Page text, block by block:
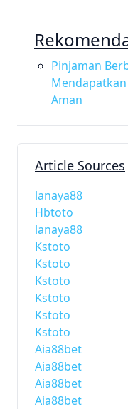
Pinjaman
Aman
Article Sources
lanaya88
Hbtoto
lanaya88
Kstoto
Kstoto
Kstoto
Kstoto
Kstoto
Kstoto
Aia88bet
Aia88bet
Aia88bet
Aia88bet